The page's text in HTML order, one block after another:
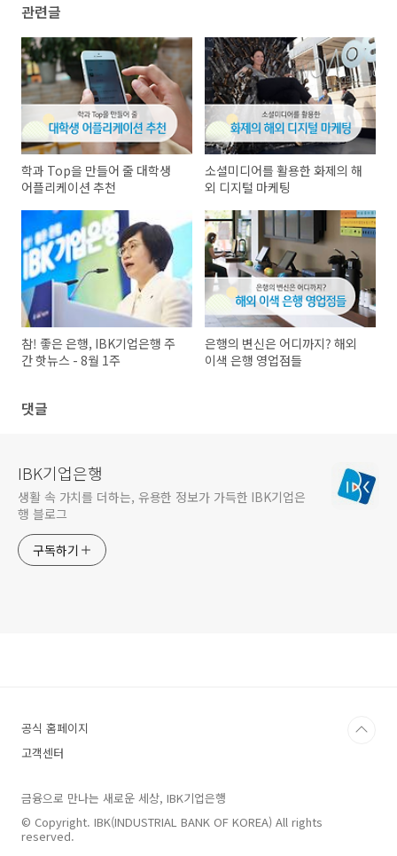
관련글
학과 Top을 만들어 줄 대학생
어플리케이션 추천
소셜미디어를 활용한 화제의 해
외 디지털 마케팅
참! 좋은 은행, IBK기업은행 주
간 핫뉴스 - 8월 1주
은행의 변신은 어디까지? 해외
이색 은행 영업점들
댓글
IBK기업은행
생활 속 가치를 더하는, 유용한 정보가 가득한 IBK기업은
행 블로그
구독하기
공식 홈페이지
고객센터
금융으로 만나는 새로운 세상, IBK기업은행
© Copyright. IBK(INDUSTRIAL BANK OF KOREA) All rights
reserved.